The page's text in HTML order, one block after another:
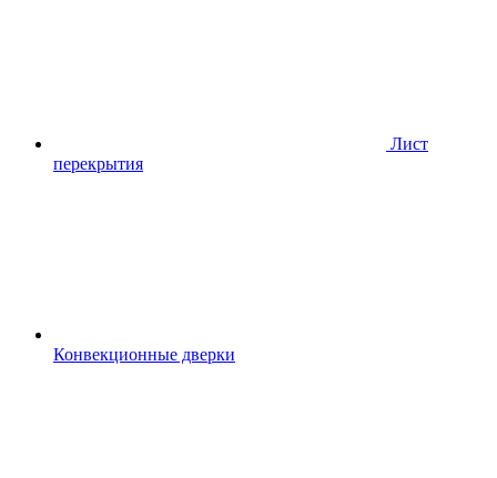
Лист
перекрытия
Конвекционные дверки